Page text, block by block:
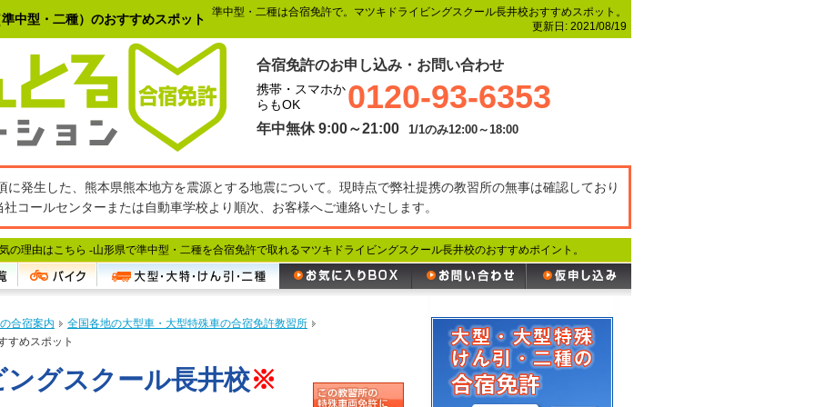
中型・二種）のおすすめスポット
準中型・二種は合宿免許で。マツキドライビングスクール長井校おすすめスポット。
更新日: 2021/08/19
合宿免許のお申し込み・お問い合わせ
携帯・スマホか
らもOK
0120-93-6353
年中無休 9:00～21:00 1/1のみ12:00～18:00
発生した、熊本県熊本地方を震源とする地震について。現時点で弊社提携の教習所の無事は確認しており
コールセンターまたは自動車学校より順次、お客様へご連絡いたします。
の理由はこちら -山形県で準中型・二種を合宿免許で取れるマツキドライビングスクール長井校のおすすめポイント。
合宿案内
全国各地の大型車・大型特殊車の合宿免許教習所
すめスポット
グスクール長井校※